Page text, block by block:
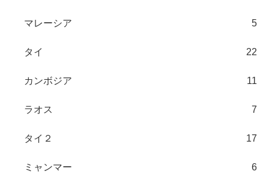
マレーシア 5
タイ 22
カンボジア 11
ラオス 7
タイ２ 17
ミャンマー 6